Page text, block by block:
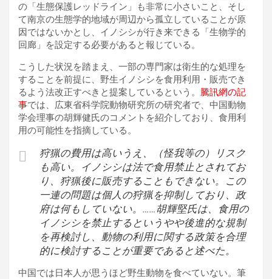
の「生態保護レッドライン」も非常に小さいこと、そし
て南京の生態学的地域が周辺から孤立していることが原
因ではないかとし、イノシシが行き来できる「生物学的
回廊」を設定する必要があると報じている。
こうした状況を踏まえ、一部の専門家は衛生的な処理を
することを前提に、野生イノシシを食用利用・販売でき
るよう法改正すべきと提案しているという。 騰訊網の記
事では、広東省科学院動物研究所の研究者で、中国動物
学会理事の胡輝健氏のコメントを紹介しており、食用利
用の可能性を指摘している。
狩猟の費用は高いうえ、（怪我等の）リスク
も高い。イノシシは法で食用禁止とされてお
り、狩猟後に販売することもできない。この
一連の問題は個人の狩猟を抑制しており、政
府は何もしていない。……胡輝堅氏は、食用の
イノシシを禁止するというやや後進的な規制
を再検討し、動物の利用に関する政策を合理
的に検討することが重要であると述べた。
中国では日本人が思うほど野生動物を食べていない。筆